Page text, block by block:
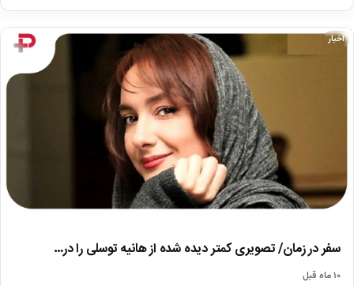
اخبار
سفر در زمان/ تصویری کمتر دیده شده از هانیه توسلی را در…
۱۰ ماه قبل